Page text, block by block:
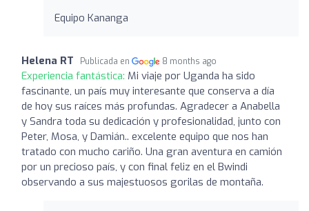
Equipo Kananga
Helena RT Publicada en 8 months ago
Experiencia fantástica: Mi viaje por Uganda ha sido
fascinante, un país muy interesante que conserva a día
de hoy sus raíces más profundas. Agradecer a Anabella
y Sandra toda su dedicación y profesionalidad, junto con
Peter, Mosa, y Damián.. excelente equipo que nos han
tratado con mucho cariño. Una gran aventura en camión
por un precioso país, y con final feliz en el Bwindi
observando a sus majestuosos gorilas de montaña.